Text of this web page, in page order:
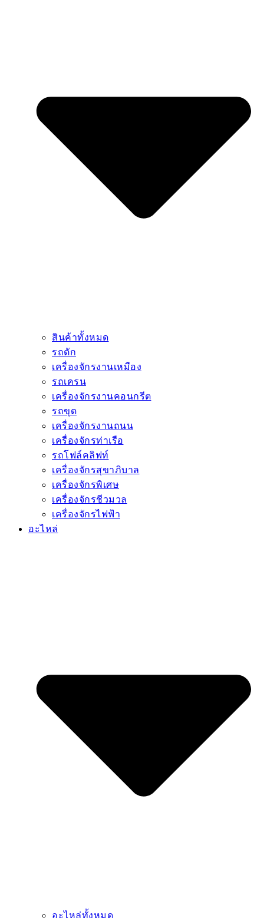
สินค้าทั้งหมด
รถตัก
เครื่องจักรงานเหมือง
รถเครน
เครื่องจักรงานคอนกรีต
รถขุด
เครื่องจักรงานถนน
เครื่องจักรท่าเรือ
รถโฟล์คลิฟท์
เครื่องจักรสุขาภิบาล
เครื่องจักรพิเศษ
เครื่องจักรชีวมวล
เครื่องจักรไฟฟ้า
อะไหล่
อะไหล่ทั้งหมด